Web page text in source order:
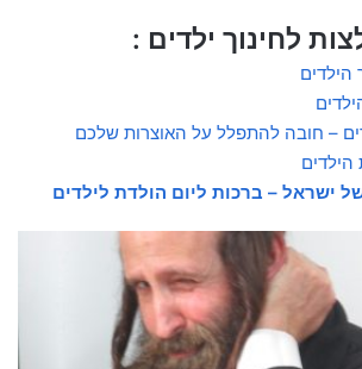
לחינוך ילדים :
הילדים
– חובה להתפלל על האוצרות שלכם
הילדים
ישראל – ברכות ליום הולדת לילדים